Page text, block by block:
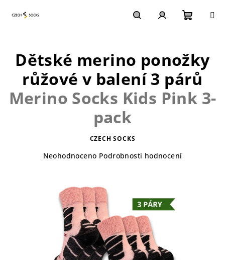
košík
Dětské merino ponožky
růžové v balení 3 párů
Merino Socks Kids Pink 3-
pack
CZECH SOCKS
Průměrné
hvězdiček.
Neohodnoceno Podrobnosti hodnocení